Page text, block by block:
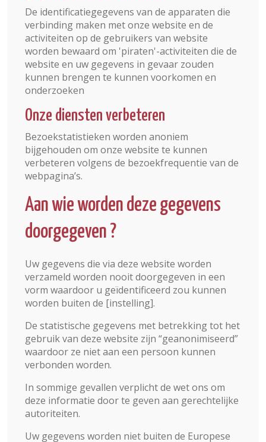
De identificatiegegevens van de apparaten die
verbinding maken met onze website en de
activiteiten op de gebruikers van website
worden bewaard om 'piraten'-activiteiten die de
website en uw gegevens in gevaar zouden
kunnen brengen te kunnen voorkomen en
onderzoeken
Onze diensten verbeteren
Bezoekstatistieken worden anoniem
bijgehouden om onze website te kunnen
verbeteren volgens de bezoekfrequentie van de
webpagina’s.
Aan wie worden deze gegevens
doorgegeven ?
Uw gegevens die via deze website worden
verzameld worden nooit doorgegeven in een
vorm waardoor u geïdentificeerd zou kunnen
worden buiten de [instelling].
De statistische gegevens met betrekking tot het
gebruik van deze website zijn “geanonimiseerd”
waardoor ze niet aan een persoon kunnen
verbonden worden.
In sommige gevallen verplicht de wet ons om
deze informatie door te geven aan gerechtelijke
autoriteiten.
Uw gegevens worden niet buiten de Europese